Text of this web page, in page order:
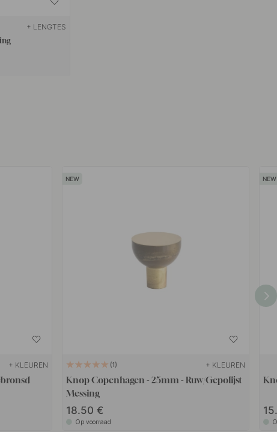
+ LENGTES
+ KLEUREN 1 + KLEUREN
Knop Copenhagen - 25mm - Ruw/Gepolijst
Messing
18.50
Op voorraad